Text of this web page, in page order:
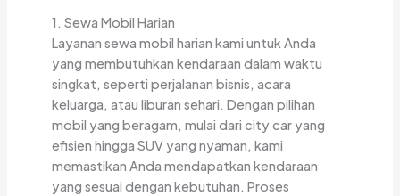
1. Sewa Mobil Harian
Layanan sewa mobil harian kami untuk Anda
yang membutuhkan kendaraan dalam waktu
singkat, seperti perjalanan bisnis, acara
keluarga, atau liburan sehari. Dengan pilihan
mobil yang beragam, mulai dari city car yang
efisien hingga SUV yang nyaman, kami
memastikan Anda mendapatkan kendaraan
yang sesuai dengan kebutuhan. Proses